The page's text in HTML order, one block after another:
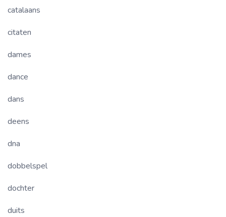
catalaans
citaten
dames
dance
dans
deens
dna
dobbelspel
dochter
duits